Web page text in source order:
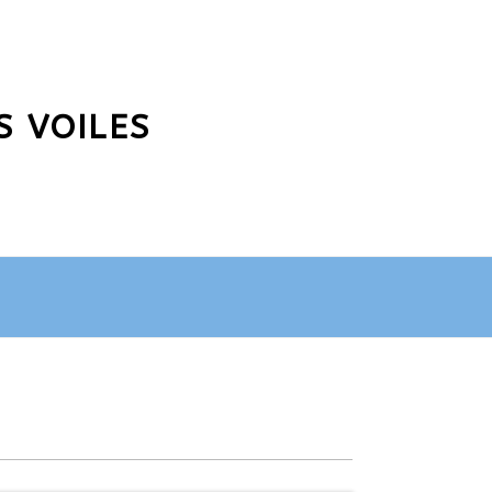
VOILES